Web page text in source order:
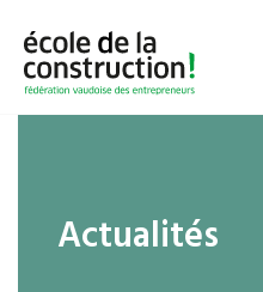
✕ Fermer
✕ Fermer
Actualités